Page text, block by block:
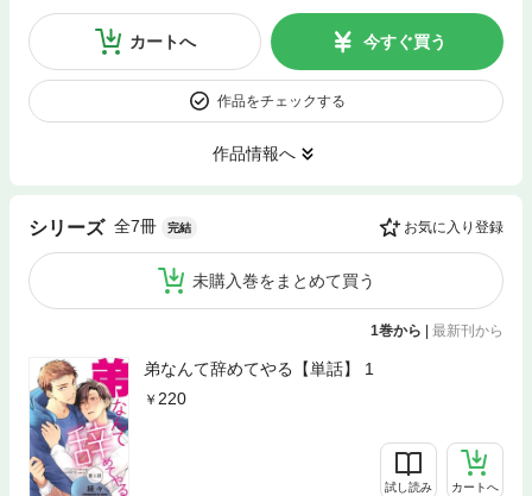
カートへ 今すぐ買う
作品をチェックする
作品情報へ
シリーズ 全7冊 完結 お気に入り登録
未購入巻をまとめて買う
1巻から | 最新刊から
弟なんて辞めてやる【単話】 1
220
試し読み カートへ